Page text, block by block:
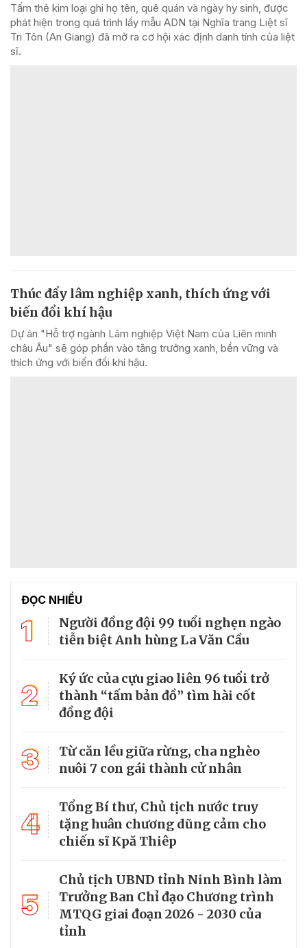
Tấm thẻ kim loại ghi họ tên, quê quán và ngày hy sinh, được
phát hiện trong quá trình lấy mẫu ADN tại Nghĩa trang Liệt sĩ
Tri Tôn (An Giang) đã mở ra cơ hội xác định danh tính của liệt
sĩ.
Thúc đẩy lâm nghiệp xanh, thích ứng với
biến đổi khí hậu
Dự án "Hỗ trợ ngành Lâm nghiệp Việt Nam của Liên minh
châu Âu" sẽ góp phần vào tăng trưởng xanh, bền vững và
thích ứng với biến đổi khí hậu.
ĐỌC NHIỀU
1
Người đồng đội 99 tuổi nghẹn ngào
tiễn biệt Anh hùng La Văn Cầu
2
Ký ức của cựu giao liên 96 tuổi trở
thành “tấm bản đồ” tìm hài cốt
đồng đội
3
Từ căn lều giữa rừng, cha nghèo
nuôi 7 con gái thành cử nhân
4
Tổng Bí thư, Chủ tịch nước truy
tặng huân chương dũng cảm cho
chiến sĩ Kpă Thiêp
5
Chủ tịch UBND tỉnh Ninh Bình làm
Trưởng Ban Chỉ đạo Chương trình
MTQG giai đoạn 2026 - 2030 của
tỉnh